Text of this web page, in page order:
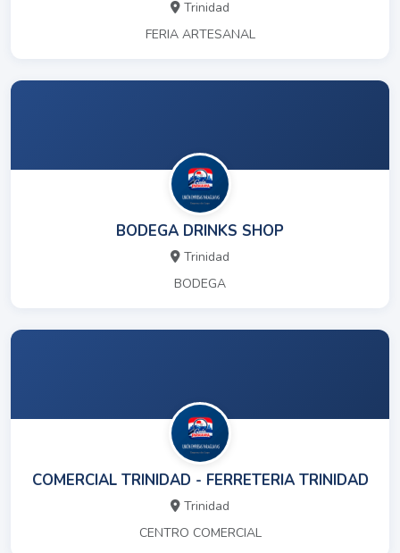
Trinidad
FERIA ARTESANAL
BODEGA DRINKS SHOP
Trinidad
BODEGA
COMERCIAL TRINIDAD - FERRETERIA TRINIDAD
Trinidad
CENTRO COMERCIAL